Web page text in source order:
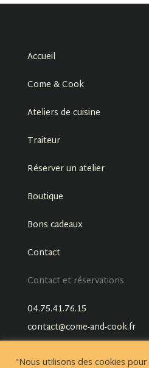
Accueil
Come & Cook
Ateliers de cuisine
Traiteur
Réserver un atelier
Boutique
Bons cadeaux
Contact
Contact et réservations
04.75.41.76.15
contact@come-and-cook.fr
"Nous utilisons des cookies